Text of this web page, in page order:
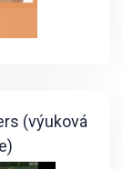
(výuková